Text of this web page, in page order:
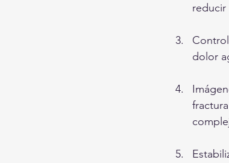
reducir
dolor